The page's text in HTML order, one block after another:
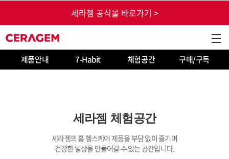
본문 바로가기
세라젬 공식몰 바로가기 >
CERAGEM GNB 열
제품안내 7-Habit 체험공간 구매/구독
세라젬 체험공간
세라젬의 홈 헬스케어 제품을 부담 없이 즐기며
건강한 일상을 만들어갈 수 있는 공간입니다.